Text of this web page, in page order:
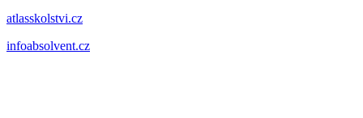
atlasskolstvi.cz
infoabsolvent.cz